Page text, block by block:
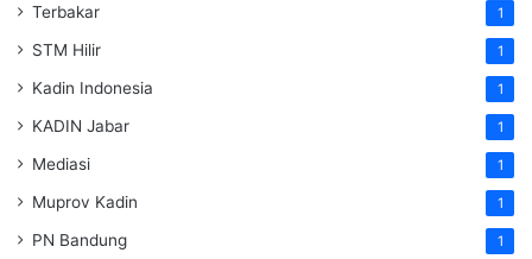
Terbakar 1
STM Hilir 1
Kadin Indonesia 1
KADIN Jabar 1
Mediasi 1
Muprov Kadin 1
PN Bandung 1